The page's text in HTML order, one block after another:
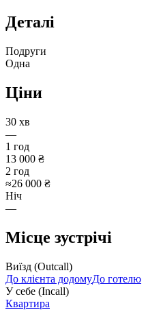
Деталі
Подруги
Одна
Ціни
30 хв
—
1 год
13 000 ₴
2 год
≈26 000 ₴
Ніч
—
Місце зустрічі
Виїзд (Outcall)
До клієнта додомуДо готелю
У себе (Incall)
Квартира